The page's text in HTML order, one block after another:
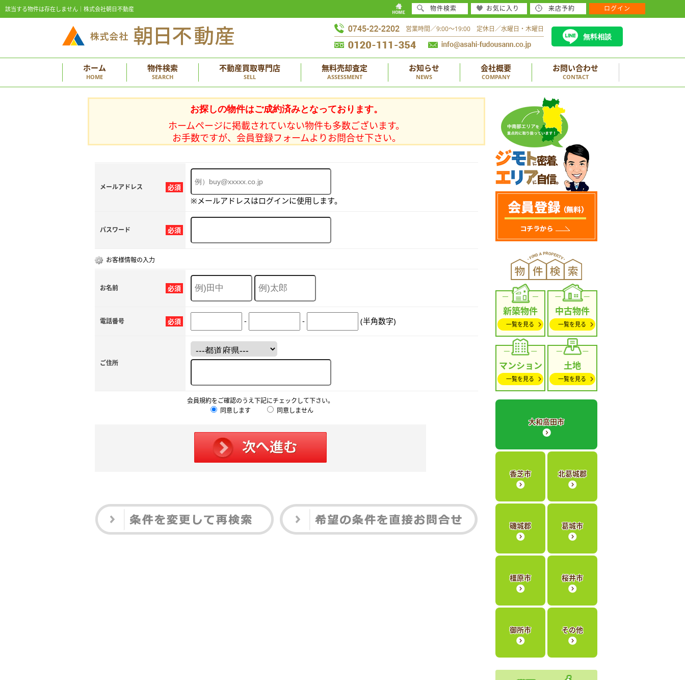
該当する物件は存在しません｜株式会社朝日不動産
営業時間／9:00～19:00 定休日／水曜日・木曜日
無料相談
ホーム
HOME
物件検索
SEARCH
不動産買取専門店
SELL
無料売却査定
ASSESSMENT
お知らせ
NEWS
会社概要
COMPANY
お問い合わせ
CONTACT
お探しの物件はご成約済みとなっております。
ホームページに掲載されていない物件も多数ございます。
お手数ですが、会員登録フォームよりお問合せ下さい。
必須
メールアドレス
※メールアドレスはログインに使用します。
必須
パスワード
お客様情報の入力
必須
お名前
必須
電話番号 - - (半角数字)
ご住所
会員規約をご確認のうえ下記にチェックして下さい。
同意します
同意しません
新築物件
一覧を見る
中古物件
一覧を見る
マンション
一覧を見る
土地
一覧を見る
大和高田市
香芝市 北葛城郡
磯城郡 葛城市
橿原市 桜井市
御所市 その他
物件検索 お気に入り 来店予約 ログイン